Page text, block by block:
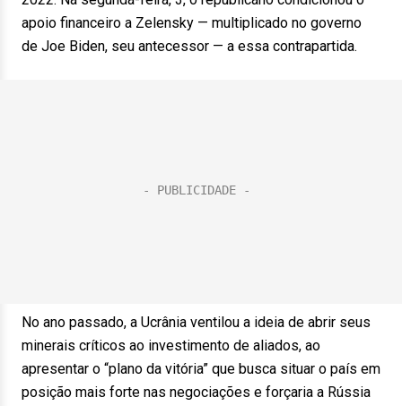
apoio financeiro a Zelensky — multiplicado no governo
de Joe Biden, seu antecessor — a essa contrapartida.
No ano passado, a Ucrânia ventilou a ideia de abrir seus
minerais críticos ao investimento de aliados, ao
apresentar o “plano da vitória” que busca situar o país em
posição mais forte nas negociações e forçaria a Rússia